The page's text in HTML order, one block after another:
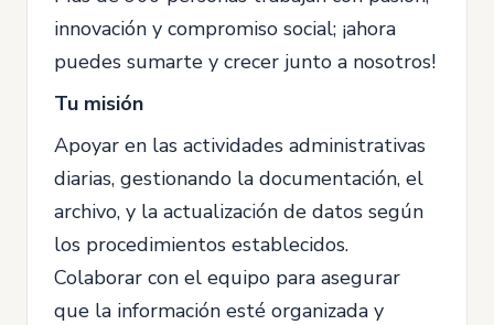
innovación y compromiso social; ¡ahora
puedes sumarte y crecer junto a nosotros!
Tu misión
Apoyar en las actividades administrativas
diarias, gestionando la documentación, el
archivo, y la actualización de datos según
los procedimientos establecidos.
Colaborar con el equipo para asegurar
que la información esté organizada y